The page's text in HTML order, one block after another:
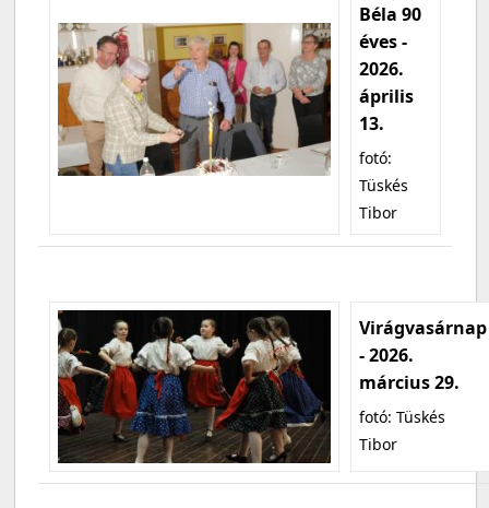
Béla 90
éves -
2026.
április
13.
fotó:
Tüskés
Tibor
Virágvasárnap
- 2026.
március 29.
fotó: Tüskés
Tibor